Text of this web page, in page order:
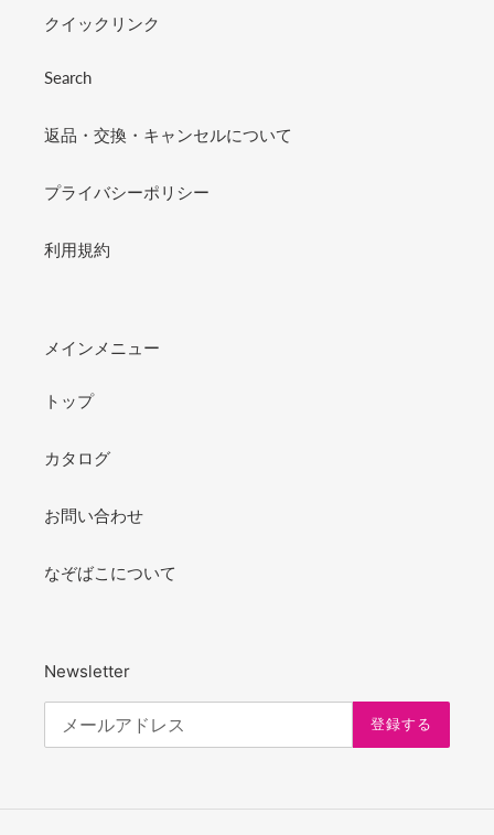
クイックリンク
Search
返品・交換・キャンセルについて
プライバシーポリシー
利用規約
メインメニュー
トップ
カタログ
お問い合わせ
なぞばこについて
Newsletter
登録する